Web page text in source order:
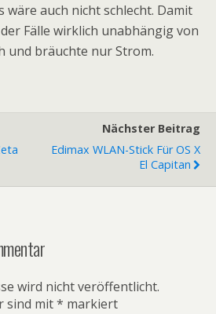
wäre auch nicht schlecht. Damit
Fälle wirklich unabhängig von
und bräuchte nur Strom.
Nächster Beitrag
Edimax WLAN-Stick Für OS X
El Capitan
wird nicht veröffentlicht.
sind mit* markiert